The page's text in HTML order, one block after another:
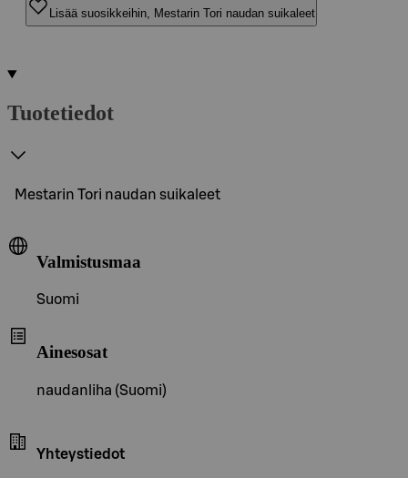
Lisää suosikkeihin, Mestarin Tori naudan suikaleet
Tuotetiedot
Mestarin Tori naudan suikaleet
Valmistusmaa
Suomi
Ainesosat
naudanliha (Suomi)
Yhteystiedot